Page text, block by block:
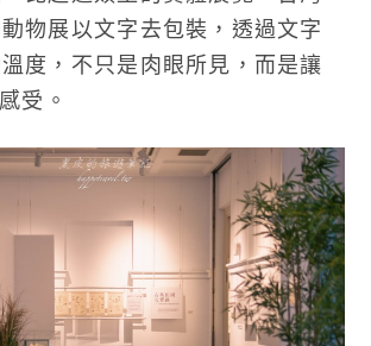
物展以文字去包裝，透過文字
度，不只是肉眼所見，而是讓
受。